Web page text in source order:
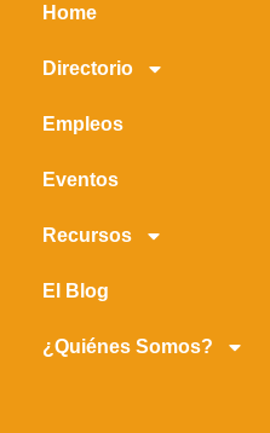
Home
Directorio
Empleos
Eventos
Recursos
El Blog
¿Quiénes Somos?